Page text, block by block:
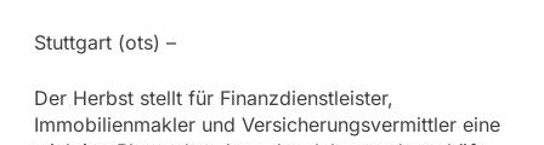
Stuttgart (ots) –
Der Herbst stellt für Finanzdienstleister,
Immobilienmakler und Versicherungsvermittler eine